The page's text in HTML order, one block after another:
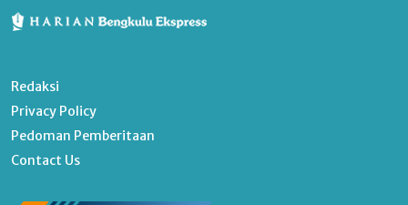
Redaksi
Privacy Policy
Pedoman Pemberitaan
Contact Us